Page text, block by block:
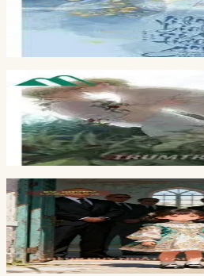
Vì Hoà Bình Tiên Giới
Full
ch
Dâu Tây Đỏ Và Bí Mật
Nịnh Mông Khắc Lị Khí Phao
Full
9ch
Xé Kịch Bản, Nuôi Phản
Đang cập nhật